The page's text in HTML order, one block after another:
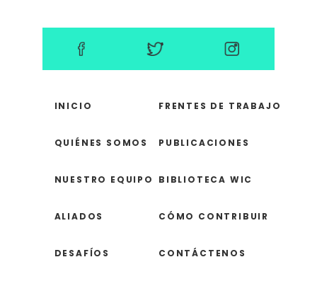
INICIO
QUIÉNES SOMOS
NUESTRO EQUIPO
ALIADOS
DESAFÍOS
FRENTES DE TRABAJO
PUBLICACIONES
BIBLIOTECA WIC
CÓMO CONTRIBUIR
CONTÁCTENOS